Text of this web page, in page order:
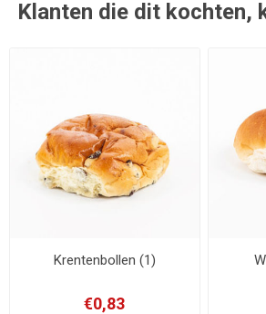
Klanten die dit kochten,
Krentenbollen (1)
€0,83